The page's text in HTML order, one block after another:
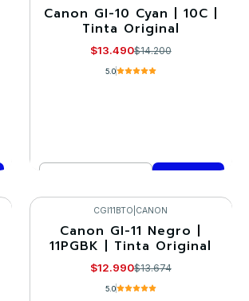
-5%
Canon GI-10 Cyan | 10C |
Tinta Original
$13.490$14.200
5.0
Comprar ahora
-5%
CGI11BTO CANON
Canon GI-11 Negro |
11PGBK | Tinta Original
$12.990$13.674
5.0